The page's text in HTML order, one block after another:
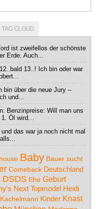
TAG CLOUD
ist zweifellos der schönste
Erde. Auch...
13..! Ich bin oder war
bin über die neue Jury –
und...
: Benzinpreise: Will man uns
Öl wird...
das war ja noch nicht mal
Baby Bauer sucht
Comeback Deutschland
DSDS Ehe Geburt
Next Topmodel Heidi
Kinder Knast